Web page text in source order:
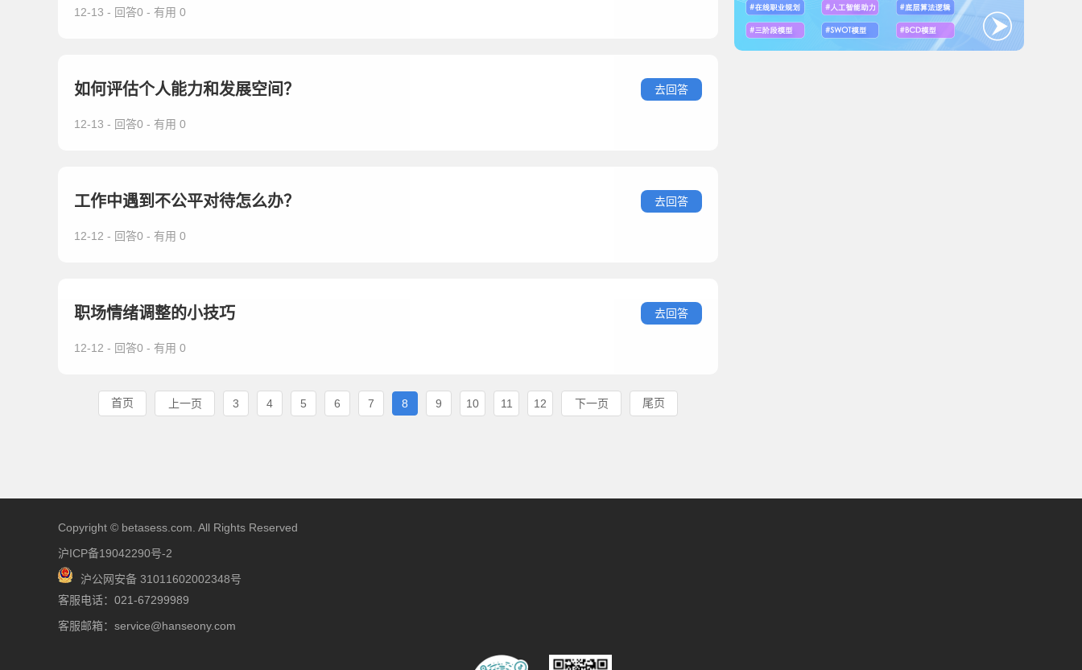
12-13 - 回答0 - 有用 0
如何评估个人能力和发展空间？ 去回答
12-13 - 回答0 - 有用 0
工作中遇到不公平对待怎么办？ 去回答
12-12 - 回答0 - 有用 0
职场情绪调整的小技巧 去回答
12-12 - 回答0 - 有用 0
首页 上一页 3 4 5 6 7 8 9 10 11 12 下一页 尾页
Copyright © betasess.com. All Rights Reserved
沪ICP备19042290号-2
沪公网安备 31011602002348号
客服电话：021-67299989
客服邮箱：service@hanseony.com